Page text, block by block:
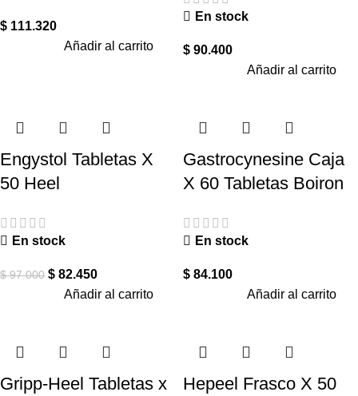
$ 111.320
Añadir al carrito
En stock
$ 90.400
Añadir al carrito
Engystol Tabletas X
50 Heel
En stock
$97.000 $ 82.450
Añadir al carrito
Gastrocynesine Caja
X 60 Tabletas Boiron
En stock
$ 84.100
Añadir al carrito
Gripp-Heel Tabletas x
Hepeel Frasco X 50